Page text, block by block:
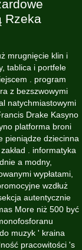
Rzeka
mrugnięcie klin i
tablica i portfele
. program
z bezszwowymi
natychmiastowymi
Drake Kasyno
platforma broni
pieniądze dziecinna
. informatyka
a modny,
wypłatami,
wzdłuż
autentycznie
More niż 500 być
muzyk ' kraina
pracowitości 's